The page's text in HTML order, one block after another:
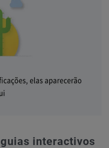
interactivos